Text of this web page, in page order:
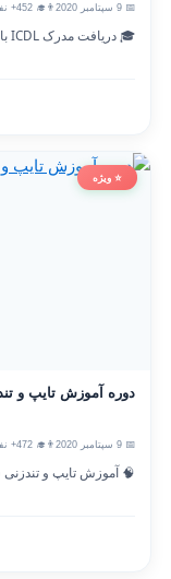
👨‍🎓 452+ نفر
🎓 دریافت مدرک ICDL با آزمون آنلاین | آموزشگاه نقدی با مجوز...
⭐ ویژه
دوره آموزش تایپ و
👨‍🎓 472+ نفر
🧠 آموزش تایپ و تندزنی